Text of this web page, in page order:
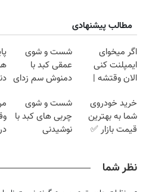
مطالب پیشنهادی
اگر میخوای
ایمپلنت کنی
الان وقتشه |
میلیون تومان!!!
شست و شوی
عمقی کبد با
دمنوش سم زدای
خرید خودروی
شما به بهترین
قیمت بازار ✅
شست و شوی
چربی های کبد با
نوشیدنی
نظر شما